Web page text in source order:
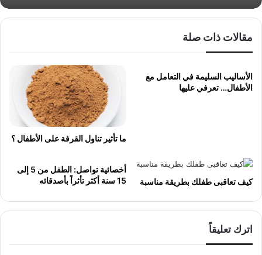
مقالات ذات صلة
الأساليب السليمة في التعامل مع
الأطفال… تعرفي عليها
ما تأثير تناول القرفة على الأطفال ؟
كيف تعاقبى طفلك بطريقة مناسبة
أخصائية تواصل: الطفل من 5 إلى
15 سنة أكثر تأثراً بأصدقائه
اترك تعليقاً